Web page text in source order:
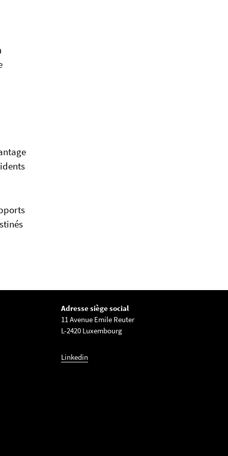
Adresse siège social
11 Avenue Emile Reuter
L-2420 Luxembourg
Linkedin